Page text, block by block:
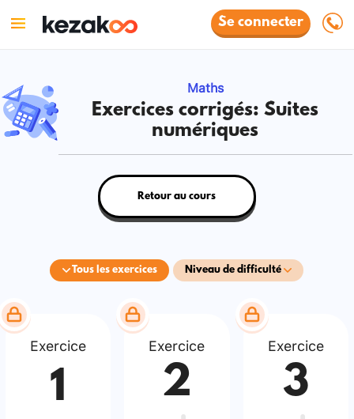
Se connecter
Maths
Exercices corrigés: Suites
numériques
Tous les exercices Niveau de difficulté
Retour au cours
Exercice
1
Exercice
2
Exercice
3